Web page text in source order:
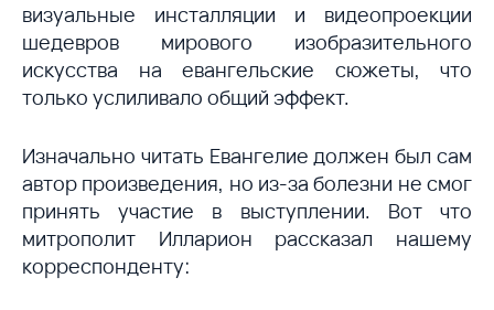
визуальные инсталляции и видеопроекции
шедевров мирового изобразительного
искусства на евангельские сюжеты, что
только услиливало общий эффект.
Изначально читать Евангелие должен был сам
автор произведения, но из-за болезни не смог
принять участие в выступлении. Вот что
митрополит Илларион рассказал нашему
корреспонденту: